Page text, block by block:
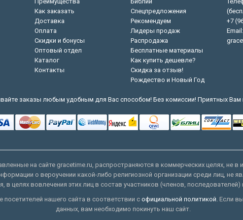
Как заказать
Доставка
Оплата
Скидки и бонусы
Оптовый отдел
Каталог
Контакты
Спецпредложения
Рекомендуем
Лидеры продаж
Распродажа
Бесплатные материалы
Как купить дешевле?
Скидка за отзыв!
Рождество и Новый Год
+7
заказы любым удобным для Вас способом! Без комиссии! Приятных Вам
на сайте gracetime.ru, распространяются в коммерческих целях, не в
о вероучении какой-либо религиозной организации среди лиц, не
в целях вовлечения этих лиц в состав участников (членов,
нашего сайта в соответствии с официальной политикой.Если вы
данных, вам необходимо покинуть наш сайт.